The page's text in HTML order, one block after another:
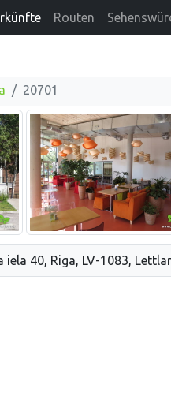
Routen
20701
40, Riga, LV-1083,